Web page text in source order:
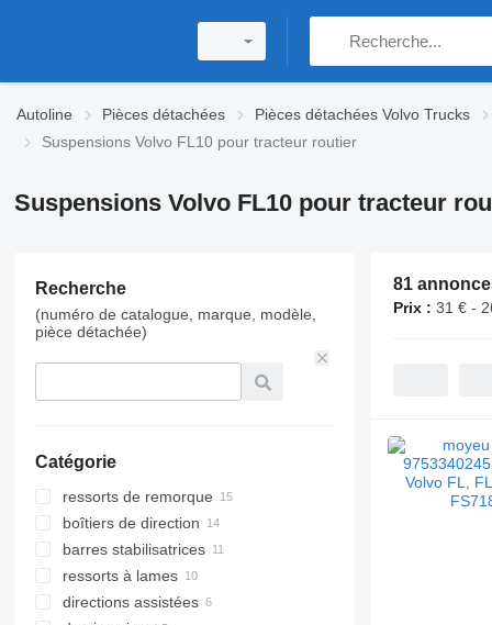
Autoline Pièces détachées Pièces détachées Volvo Trucks
Suspensions Volvo FL10 pour tracteur routier
Suspensions Volvo FL10 pour tracteur
Recherche
(numéro de catalogue, marque, modèle,
pièce détachée)
Catégorie
ressorts de remorque
boîtiers de direction
barres stabilisatrices
ressorts à lames
directions assistées
81
Prix : 31 € -